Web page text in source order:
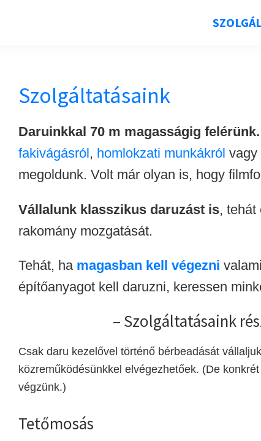
Szolgáltatásaink
Daruinkkal 70 m magasságig felérünk.
fakivágásról, homlokzati munkákról vagy
megoldunk. Volt már olyan is, hogy
Vállalunk klasszikus daruzást is, tehát
rakomány mozgatását.
Tehát, ha magasban kell végezni
építőanyagot kell daruzni, keressen
– Szolgáltatásaink
Csak daru kezelővel történő bérbeadását
közreműködésünkkel elvégezhetőek. (De
végzünk.)
Tetőmosás